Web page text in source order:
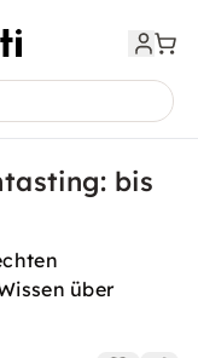
bis
über